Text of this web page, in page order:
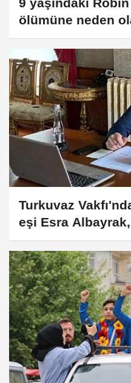
9 yaşındaki
ölümüne neden
sürücü Y.D'ye 5
Turkuvaz
eşi Esra
Ömer Faruk
arasında yer aldı